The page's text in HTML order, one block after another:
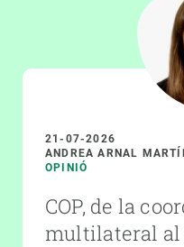
21-07-2026
ANDREA ARNAL
OPINIÓ
COP, de la
multilateral